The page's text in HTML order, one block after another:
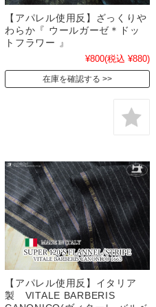
【アパレル使用反】ざっくりや
わらか『 ウールガーゼ＊ドッ
トフラワー 』
¥800(税込 ¥880)
在庫を確認する
【アパレル使用反】イタリア
製 VITALE BARBERIS